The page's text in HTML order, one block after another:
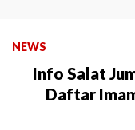
NEWS
Info Salat
Daftar